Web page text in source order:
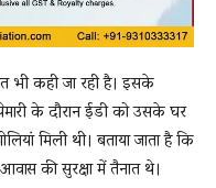
भी कही जा रही है। इसके
के दौरान ईडी को उसके घर
मिली थी। बताया जाता है कि
की सुरक्षा में तैनात थे।